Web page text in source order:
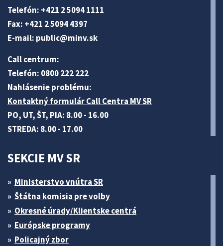
Telefón: +421 2 5094 1111
Fax: +421 2 5094 4397
E-mail: public@minv.sk
Call centrum:
Telefón: 0800 222 222
Nahlásenie problému:
Kontaktný formulár Call Centra MV SR
PO, UT, ŠT, PIA: 8.00 - 16.00
STREDA: 8.00 - 17.00
SEKCIE MV SR
Ministerstvo vnútra SR
Štátna komisia pre volby
Okresné úrady/Klientske centrá
Európske programy
Policajný zbor